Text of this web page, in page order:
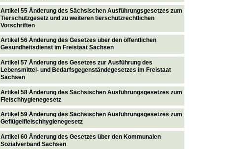
Artikel 55 Änderung des Sächsischen Ausführungsgesetzes zum
Tierschutzgesetz und zu weiteren tierschutzrechtlichen
Vorschriften
Artikel 56 Änderung des Gesetzes über den öffentlichen
Gesundheitsdienst im Freistaat Sachsen
Artikel 57 Änderung des Gesetzes zur Ausführung des
Lebensmittel- und Bedarfsgegenständegesetzes im Freistaat
Sachsen
Artikel 58 Änderung des Sächsischen Ausführungsgesetzes zum
Fleischhygienegesetz
Artikel 59 Änderung des Sächsischen Ausführungsgesetzes zum
Geflügelfleischhygienegesetz
Artikel 60 Änderung des Gesetzes über den Kommunalen
Sozialverband Sachsen